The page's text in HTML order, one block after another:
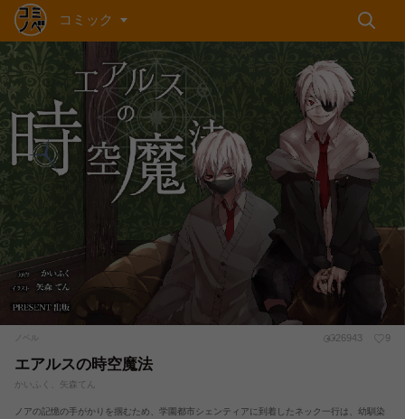
コミック
ノベル 26943 9
エアルスの時空魔法
かいふく、矢森てん
ノアの記憶の手がかりを掴むため、学園都市シェンティアに到着したネック一行は、幼馴染